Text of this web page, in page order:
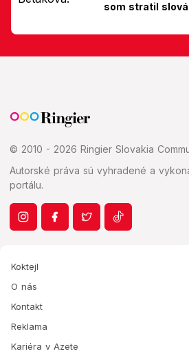
som stratil
© 2010 - 2026 Ringier Slovakia
Autorské práva sú vyhradené a
portálu.
Koktejl
O nás
Kontakt
Reklama
Kariéra v Azete